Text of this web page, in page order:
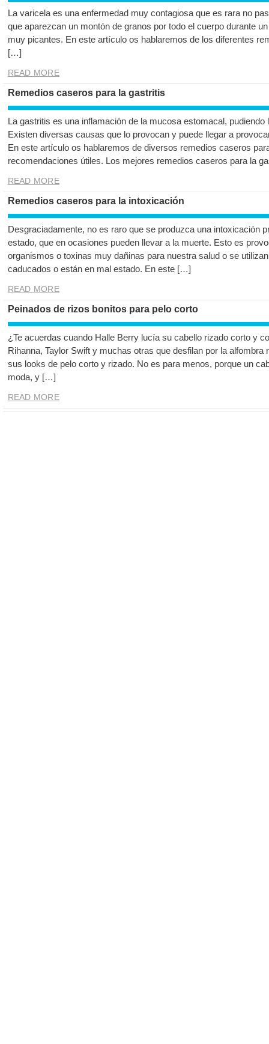
La varicela es una enfermedad muy contagiosa que es rara no
que aparezcan un montón de granos por todo el cuerpo durante
muy picantes. En este artículo os hablaremos de los diferentes
[…]
READ MORE
Remedios caseros para la gastritis
La gastritis es una inflamación de la mucosa estomacal,
Existen diversas causas que lo provocan y puede llegar a
En este artículo os hablaremos de diversos remedios caseros
recomendaciones útiles. Los mejores remedios caseros para la
READ MORE
Remedios caseros para la intoxicación
Desgraciadamente, no es raro que se produzca una intoxicación
estado, que en ocasiones pueden llevar a la muerte. Esto es
organismos o toxinas muy dañinas para nuestra salud o se
caducados o están en mal estado. En este […]
READ MORE
Peinados de rizos bonitos para pelo corto
¿Te acuerdas cuando Halle Berry lucía su cabello rizado corto y
Rihanna, Taylor Swift y muchas otras que desfilan por la alfombra
sus looks de pelo corto y rizado. No es para menos, porque un
moda, y […]
READ MORE